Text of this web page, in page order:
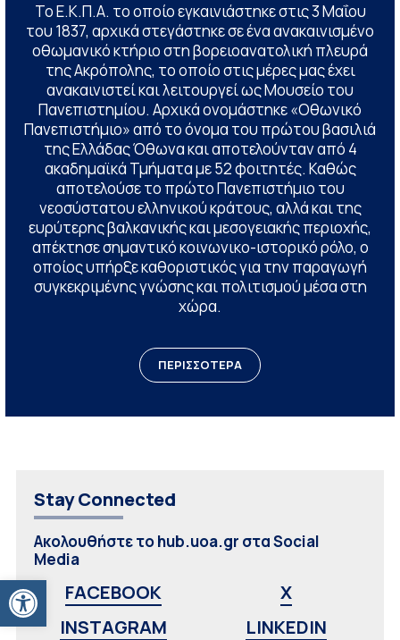
Ανοίξτε τη γραμμή εργαλείων
Το Ε.Κ.Π.Α. το οποίο εγκαινιάστηκε στις 3 Μαΐου
του 1837, αρχικά στεγάστηκε σε ένα ανακαινισμένο
οθωμανικό κτήριο στη βορειοανατολική πλευρά
της Ακρόπολης, το οποίο στις μέρες μας έχει
ανακαινιστεί και λειτουργεί ως Μουσείο του
Πανεπιστημίου. Αρχικά ονομάστηκε «Οθωνικό
Πανεπιστήμιο» από το όνομα του πρώτου βασιλιά
της Ελλάδας Όθωνα και αποτελούνταν από 4
ακαδημαϊκά Τμήματα με 52 φοιτητές. Καθώς
αποτελούσε το πρώτο Πανεπιστήμιο του
νεοσύστατου ελληνικού κράτους, αλλά και της
ευρύτερης βαλκανικής και μεσογειακής περιοχής,
απέκτησε σημαντικό κοινωνικο-ιστορικό ρόλο, ο
οποίος υπήρξε καθοριστικός για την παραγωγή
συγκεκριμένης γνώσης και πολιτισμού μέσα στη
χώρα.
ΠΕΡΙΣΣΟΤΕΡΑ
Stay Connected
Ακολουθήστε το hub.uoa.gr στα Social
Media
FACEBOOK
X
INSTAGRAM
LINKEDIN